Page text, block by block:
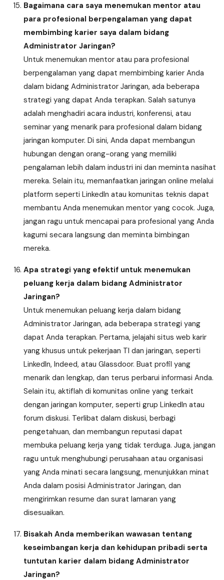
Bagaimana cara saya menemukan mentor atau
para profesional berpengalaman yang dapat
membimbing karier saya dalam bidang
Administrator Jaringan?
Untuk menemukan mentor atau para profesional
berpengalaman yang dapat membimbing karier Anda
dalam bidang Administrator Jaringan, ada beberapa
strategi yang dapat Anda terapkan. Salah satunya
adalah menghadiri acara industri, konferensi, atau
seminar yang menarik para profesional dalam bidang
jaringan komputer. Di sini, Anda dapat membangun
hubungan dengan orang-orang yang memiliki
pengalaman lebih dalam industri ini dan meminta nasihat
mereka. Selain itu, memanfaatkan jaringan online melalui
platform seperti LinkedIn atau komunitas teknis dapat
membantu Anda menemukan mentor yang cocok. Juga,
jangan ragu untuk mencapai para profesional yang Anda
kagumi secara langsung dan meminta bimbingan
mereka.
Apa strategi yang efektif untuk menemukan
peluang kerja dalam bidang Administrator
Jaringan?
Untuk menemukan peluang kerja dalam bidang
Administrator Jaringan, ada beberapa strategi yang
dapat Anda terapkan. Pertama, jelajahi situs web karir
yang khusus untuk pekerjaan TI dan jaringan, seperti
LinkedIn, Indeed, atau Glassdoor. Buat profil yang
menarik dan lengkap, dan terus perbarui informasi Anda.
Selain itu, aktiflah di komunitas online yang terkait
dengan jaringan komputer, seperti grup LinkedIn atau
forum diskusi. Terlibat dalam diskusi, berbagi
pengetahuan, dan membangun reputasi dapat
membuka peluang kerja yang tidak terduga. Juga, jangan
ragu untuk menghubungi perusahaan atau organisasi
yang Anda minati secara langsung, menunjukkan minat
Anda dalam posisi Administrator Jaringan, dan
mengirimkan resume dan surat lamaran yang
disesuaikan.
Bisakah Anda memberikan wawasan tentang
keseimbangan kerja dan kehidupan pribadi serta
tuntutan karier dalam bidang Administrator
Jaringan?